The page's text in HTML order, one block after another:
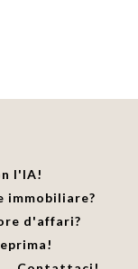
l'IA!
immobiliare?
d'affari?